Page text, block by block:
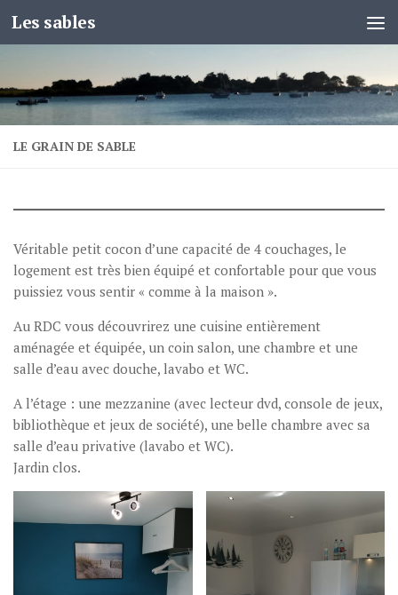
Skip to content
Les sables
LE GRAIN DE SABLE
Véritable petit cocon d’une capacité de 4 couchages, le
logement est très bien équipé et confortable pour que vous
puissiez vous sentir « comme à la maison ».
Au RDC vous découvrirez une cuisine entièrement
aménagée et équipée, un coin salon, une chambre et une
salle d’eau avec douche, lavabo et WC.
A l’étage : une mezzanine (avec lecteur dvd, console de jeux,
bibliothèque et jeux de société), une belle chambre avec sa
salle d’eau privative (lavabo et WC).
Jardin clos.